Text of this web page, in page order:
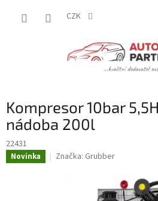
CZK
Kompresor 10bar
nádoba 200l
22431
Novinka Značka: Grubber